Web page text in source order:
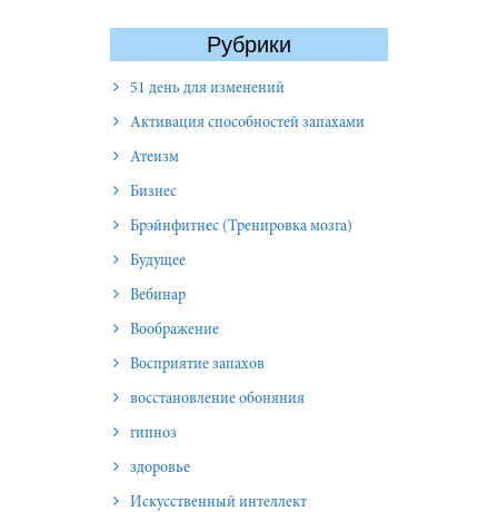
Рубрики
51 день для изменений
Активация способностей запахами
Атеизм
Бизнес
Брэйнфитнес (Тренировка мозга)
Будущее
Вебинар
Воображение
Восприятие запахов
восстановление обоняния
гипноз
здоровье
Искусственный интеллект